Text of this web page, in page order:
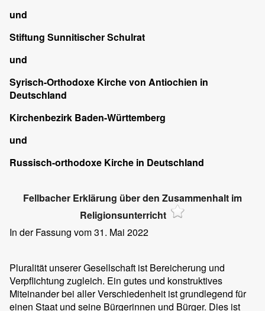
und
Stiftung Sunnitischer Schulrat
und
Syrisch-Orthodoxe Kirche von Antiochien in
Deutschland
Kirchenbezirk Baden-Württemberg
und
Russisch-orthodoxe Kirche in Deutschland
Fellbacher Erklärung über den Zusammenhalt im
Religionsunterricht
In der Fassung vom 31. Mai 2022
Pluralität unserer Gesellschaft ist Bereicherung und
Verpflichtung zugleich. Ein gutes und konstruktives
Miteinander bei aller Verschiedenheit ist grundlegend für
einen Staat und seine Bürgerinnen und Bürger. Dies ist